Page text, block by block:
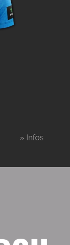
» Infos